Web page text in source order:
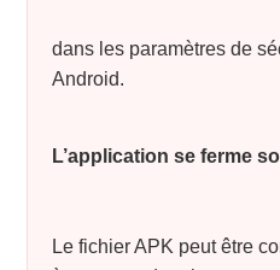
dans les paramètres de
Android.
L’application se ferme
Le fichier APK peut être